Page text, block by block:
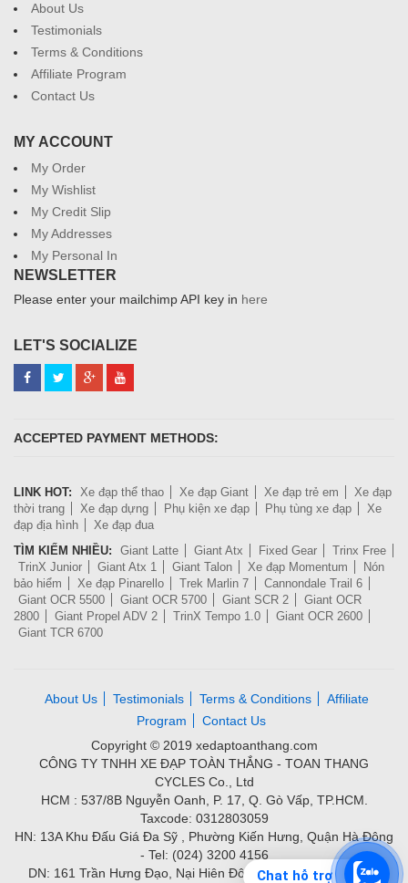
Chat hỗ trợ
About Us
Testimonials
Terms & Conditions
Affiliate Program
Contact Us
MY ACCOUNT
My Order
My Wishlist
My Credit Slip
My Addresses
My Personal In
NEWSLETTER
Please enter your mailchimp API key in here
LET'S SOCIALIZE
ACCEPTED PAYMENT METHODS:
LINK HOT: Xe đạp thể thao Xe đạp Giant Xe đạp trẻ em
Xe đạp
thời trang
Xe đạp dựng Phụ kiện xe đạp Phụ tùng xe đạp
Xe
đạp địa hình
Xe đạp đua
TÌM KIẾM NHIỀU:
Giant Latte Giant Atx Fixed Gear
Trinx Free
TrinX Junior
Giant Atx 1 Giant Talon Xe đạp Momentum
Nón
bảo hiểm
Xe đạp Pinarello Trek Marlin 7
Cannondale Trail 6
Giant OCR 5500
Giant OCR 5700 Giant SCR 2
Giant OCR
2800
Giant Propel ADV 2 TrinX Tempo 1.0
Giant OCR 2600
Giant TCR 6700
About Us Testimonials Terms & Conditions
Affiliate
Program
Contact Us
Copyright © 2019 xedaptoanthang.com
CÔNG TY TNHH XE ĐẠP TOÀN THẮNG - TOAN THANG
CYCLES Co., Ltd
HCM : 537/8B Nguyễn Oanh, P. 17, Q. Gò Vấp, TP.HCM.
Taxcode: 0312803059
HN: 13A Khu Đấu Giá Đa Sỹ , Phường Kiến Hưng, Quận Hà Đông
- Tel: (024) 3200 4156
DN: 161 Trần Hưng Đạo, Nại Hiên Đông, Quận Sơn Trà - Tel: